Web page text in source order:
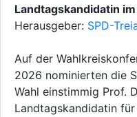
Landtagskandidatin
Herausgeber: SPD-
Auf der
2026 nominierten die
Wahl einstimmig Prof.
Landtagskandidatin